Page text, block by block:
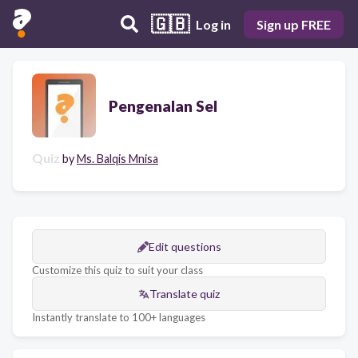
🇬🇧 Log in Sign up FREE
Pengenalan Sel
Quiz byMs. Balqis Mnisa
Edit questions
Customize this quiz to suit your class
Translate quiz
Instantly translate to 100+ languages